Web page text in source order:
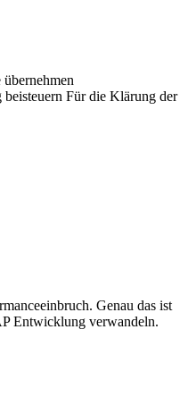
Für die Klärung der
Genau das ist
Entwicklung verwandeln.